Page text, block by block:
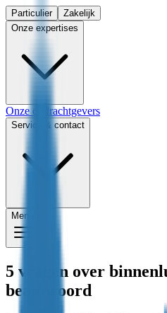
Particulier
Zakelijk
Onze expertises
Onze opdrachtgevers
Service & contact
Menu
5 vragen over
beantwoord